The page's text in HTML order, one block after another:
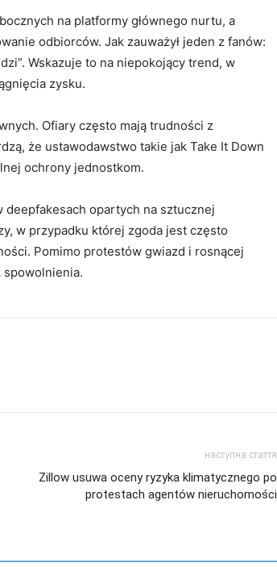
na platformy głównego nurtu, a
odbiorców. Jak zauważył jeden z fanów:
Wskazuje to na niepokojący trend, w
zysku.
Ofiary często mają trudności z
że ustawodawstwo takie jak Take It Down
ochrony jednostkom.
opartych na sztucznej
w przypadku której zgoda jest często
Pomimo protestów gwiazd i rosnącej
spowolnienia.
наступна стаття
Zillow usuwa oceny ryzyka klimatycznego po
protestach agentów nieruchomości